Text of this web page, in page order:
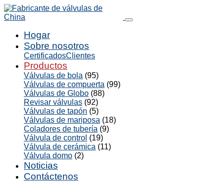
Hogar
Sobre nosotros
CertificadosClientes
Productos
Válvulas de bola (95)
Válvulas de compuerta (99)
Válvulas de Globo (88)
Revisar válvulas (92)
Válvulas de tapón (5)
Válvulas de mariposa (18)
Coladores de tubería (9)
Válvula de control (19)
Válvula de cerámica (11)
Válvula domo (2)
Noticias
Contáctenos